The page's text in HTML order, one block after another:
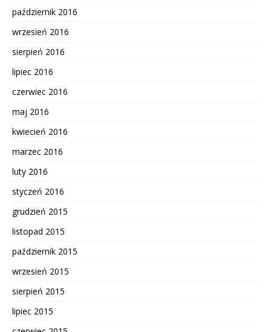
październik 2016
wrzesień 2016
sierpień 2016
lipiec 2016
czerwiec 2016
maj 2016
kwiecień 2016
marzec 2016
luty 2016
styczeń 2016
grudzień 2015
listopad 2015
październik 2015
wrzesień 2015
sierpień 2015
lipiec 2015